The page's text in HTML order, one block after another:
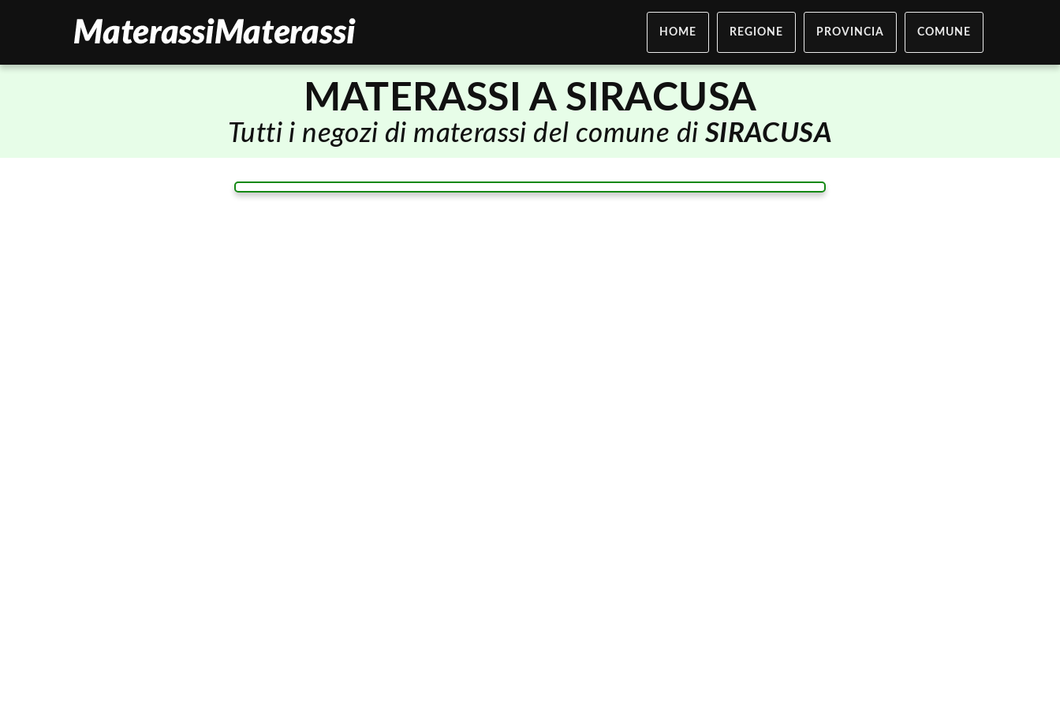
HOME REGIONE PROVINCIA COMUNE
MATERASSI A SIRACUSA
Tutti i negozi di materassi del comune di SIRACUSA